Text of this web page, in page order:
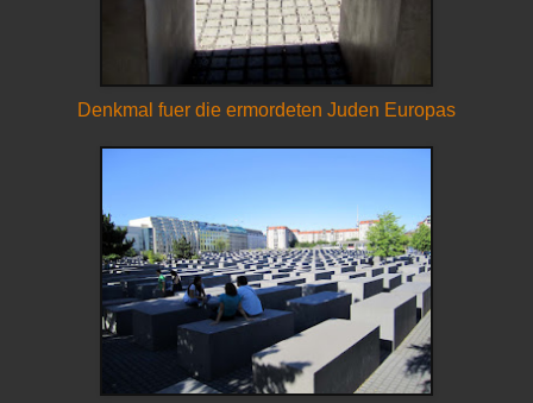
Denkmal fuer die ermordeten Juden Europas